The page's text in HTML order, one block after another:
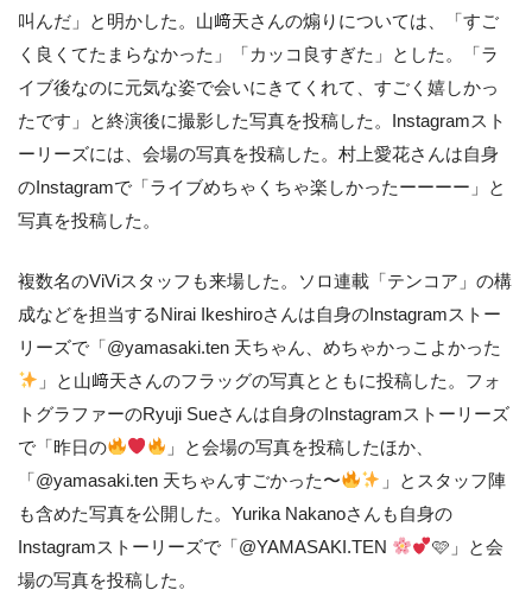
叫んだ」と明かした。山﨑天さんの煽りについては、「すご
く良くてたまらなかった」「カッコ良すぎた」とした。「ラ
イブ後なのに元気な姿で会いにきてくれて、すごく嬉しかっ
たです」と終演後に撮影した写真を投稿した。Instagramスト
ーリーズには、会場の写真を投稿した。村上愛花さんは自身
のInstagramで「ライブめちゃくちゃ楽しかったーーーー」と
写真を投稿した。
複数名のViViスタッフも来場した。ソロ連載「テンコア」の構
成などを担当するNirai Ikeshiroさんは自身のInstagramストー
リーズで「@yamasaki.ten 天ちゃん、めちゃかっこよかった
」と山﨑天さんのフラッグの写真とともに投稿した。フォ
トグラファーのRyuji Sueさんは自身のInstagramストーリーズ
で「昨日の
」と会場の写真を投稿したほか、
「@yamasaki.ten 天ちゃんすごかった〜
」とスタッフ陣
も含めた写真を公開した。Yurika Nakanoさんも自身の
Instagramストーリーズで「@YAMASAKI.TEN
🩷」と会
場の写真を投稿した。